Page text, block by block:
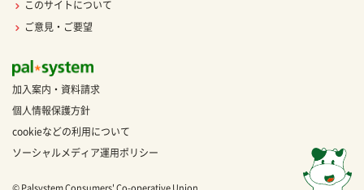
このサイトについて
ご意見・ご要望
加入案内・資料請求
個人情報保護方針
cookieなどの利用について
ソーシャルメディア運用ポリシー